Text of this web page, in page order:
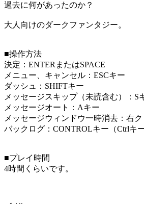
過去に何があったのか？
大人向けのダークファンタジー。
■操作方法
決定：ENTERまたはSPACE
メニュー、キャンセル：ESCキー
ダッシュ：SHIFTキー
メッセージスキップ（未読含む）：S
メッセージオート：Aキー
メッセージウィンドウ一時消去：右ク
バックログ：CONTROLキー（Ctrlキー
■プレイ時間
4時間くらいです。